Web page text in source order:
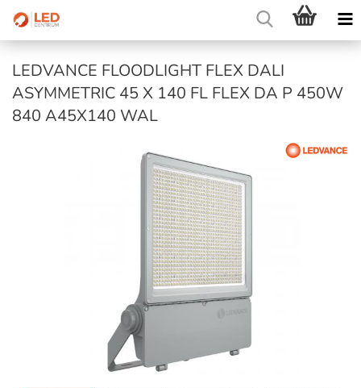
LEDVANCE FLOODLIGHT FLEX DALI
ASYMMETRIC 45 X 140 FL FLEX DA P 450W
840 A45X140 WAL